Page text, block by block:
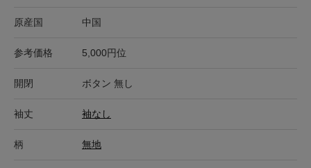
原産国 中国
参考価格 5,000円位
開閉 ボタン 無し
袖丈 袖なし
柄 無地